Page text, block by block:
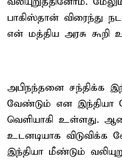
பாகிஸ்தான் விரைந்து
என் மத்திய அரசு கூறி
அபிநந்தனை சந்திக்க
வேண்டும் என
வெளியாகி உள்ளது.
உடனடியாக விடுவிக்க
இந்தியா மீண்டும்